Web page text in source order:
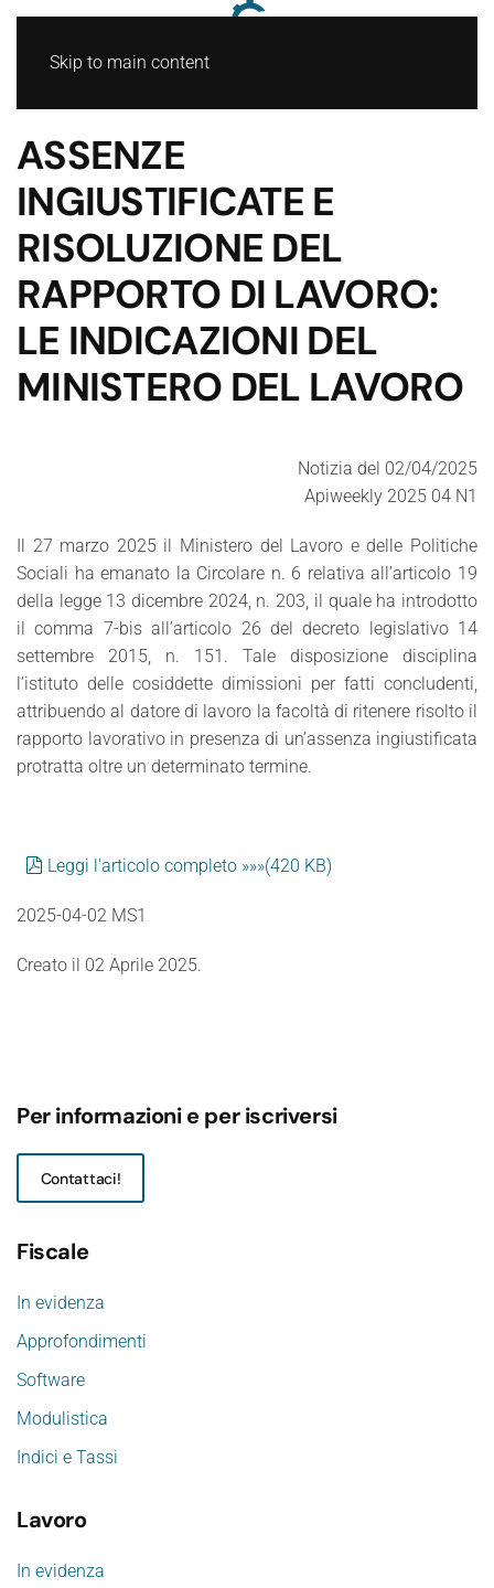
Skip to main content
ASSENZE
INGIUSTIFICATE E
RISOLUZIONE DEL
RAPPORTO DI LAVORO:
LE INDICAZIONI DEL
MINISTERO DEL LAVORO
Notizia del 02/04/2025
Apiweekly 2025 04 N1
Il 27 marzo 2025 il Ministero del Lavoro e delle Politiche
Sociali ha emanato la Circolare n. 6 relativa all’articolo 19
della legge 13 dicembre 2024, n. 203, il quale ha introdotto
il comma 7-bis all’articolo 26 del decreto legislativo 14
settembre 2015, n. 151. Tale disposizione disciplina
l’istituto delle cosiddette dimissioni per fatti concludenti,
attribuendo al datore di lavoro la facoltà di ritenere risolto il
rapporto lavorativo in presenza di un’assenza ingiustificata
protratta oltre un determinato termine.
pdf
Leggi l'articolo completo »»»(420 KB)
2025-04-02 MS1
Creato il 02 Aprile 2025.
Per informazioni e per iscriversi
Contattaci!
Fiscale
In evidenza
Approfondimenti
Software
Modulistica
Indici e Tassi
Lavoro
In evidenza